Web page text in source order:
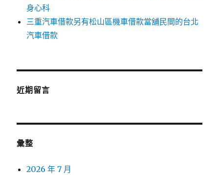
身心科
三重汽車借款另有松山區機車借款當舖民間的台北
汽車借款
近期留言
彙整
2026 年 7 月